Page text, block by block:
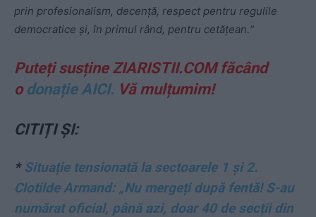
prin profesionalism, decență, respect pentru regulile
democratice și, în primul rând, pentru cetățean.“
Puteți susține ZIARISTII.COM făcând
o donație AICI. Vă mulțumim!
CITIȚI ȘI:
* Situație tensionată la sectoarele 1 și 2.
Clotilde Armand: „Nu mergeți după fentă! S-au
numărat oficial, până azi, doar 40 de secții din